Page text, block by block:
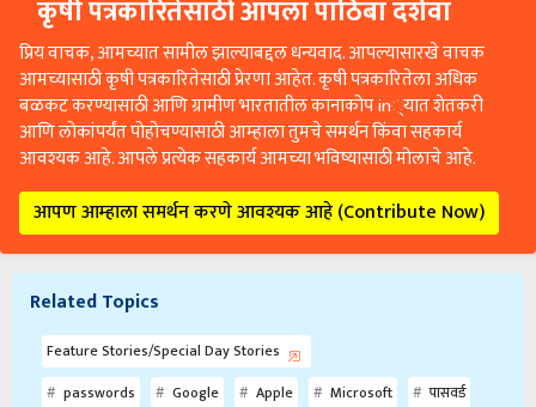
कृषी पत्रकारितेसाठी आपला पाठिंबा दर्शवा
प्रिय वाचक, आमच्यात सामील झाल्याबद्दल धन्यवाद. आपल्यासारखे वाचक
आमच्यासाठी कृषी पत्रकारितेसाठी प्रेरणा आहेत. कृषी पत्रकारितेला अधिक
बळकट करण्यासाठी आणि ग्रामीण भारतातील कानाकोप in्यात शेतकरी
आणि लोकांपर्यंत पोहोचण्यासाठी आम्हाला तुमचे समर्थन किंवा सहकार्य
आवश्यक आहे. आपले प्रत्येक सहकार्य आमच्या भविष्यासाठी मोलाचे आहे.
आपण आम्हाला समर्थन करणे आवश्यक आहे (Contribute Now)
Related Topics
Feature Stories/Special Day Stories
passwords
Google Apple Microsoft पासवर्ड